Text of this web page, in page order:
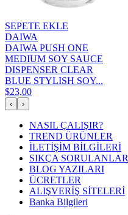
SEPETE EKLE
DAIWA
DAIWA PUSH ONE
MEDIUM SOY SAUCE
DISPENSER CLEAR
BLUE STYLISH SOY...
$23,00
‹ ›
NASIL ÇALIŞIR?
TREND ÜRÜNLER
İLETİŞİM BİLGİLERİ
SIKÇA SORULANLAR
BLOG YAZILARI
ÜCRETLER
ALIŞVERİŞ SİTELERİ
Banka Bilgileri